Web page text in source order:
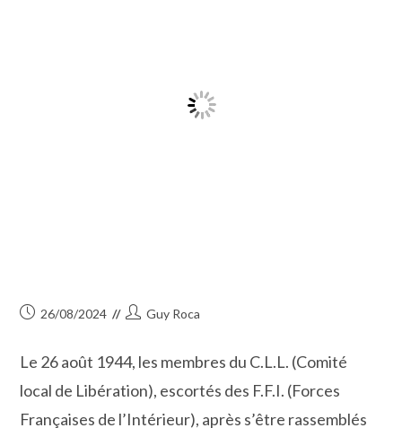
Publication
26/08/2024
Auteur/autrice
publication :
Guy Roca
Le 26 août 1944, les membres du C.L.L. (Comité
local de Libération), escortés des F.F.I. (Forces
Françaises de l’Intérieur), après s’être rassemblés